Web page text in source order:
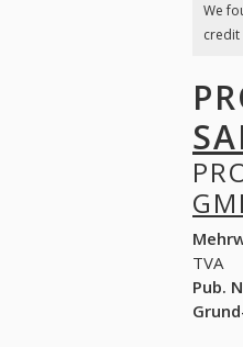
We
credit
TVA
Pub.